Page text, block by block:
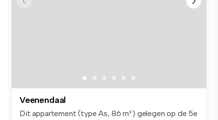
Veenendaal
Dit appartement (type As, 86 m²) gelegen op de 5e